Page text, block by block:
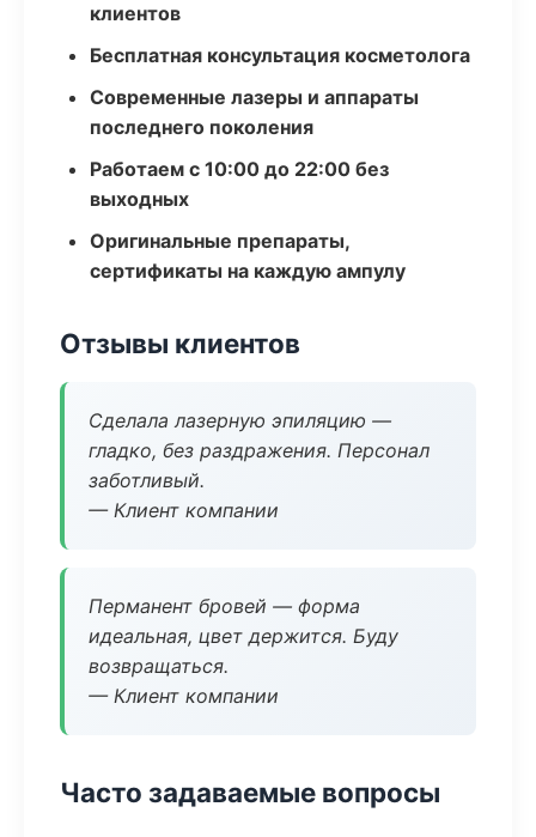
клиентов
Бесплатная консультация косметолога
Современные лазеры и аппараты
последнего поколения
Работаем с 10:00 до 22:00 без
выходных
Оригинальные препараты,
сертификаты на каждую ампулу
Отзывы клиентов
Сделала лазерную эпиляцию —
гладко, без раздражения. Персонал
заботливый.
— Клиент компании
Перманент бровей — форма
идеальная, цвет держится. Буду
возвращаться.
— Клиент компании
Часто задаваемые вопросы